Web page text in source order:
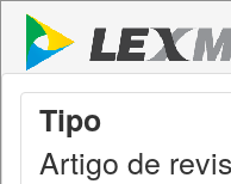
Tipo
Artigo de